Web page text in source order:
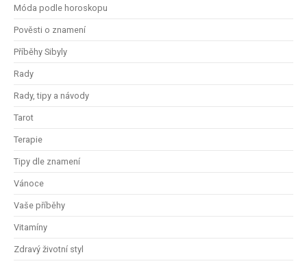
Móda podle horoskopu
Pověsti o znamení
Příběhy Sibyly
Rady
Rady, tipy a návody
Tarot
Terapie
Tipy dle znamení
Vánoce
Vaše příběhy
Vitamíny
Zdravý životní styl